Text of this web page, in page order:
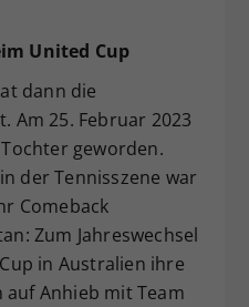
United Cup
dann die
Am 25. Februar 2023
geworden.
der Tennisszene war
Comeback
Zum Jahreswechsel
in Australien ihre
auf Anhieb mit Team